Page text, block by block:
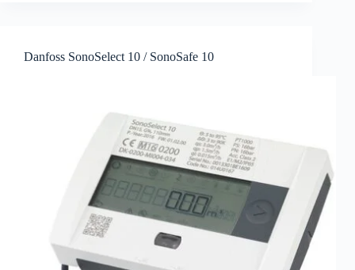
Danfoss SonoSelect 10 / SonoSafe 10